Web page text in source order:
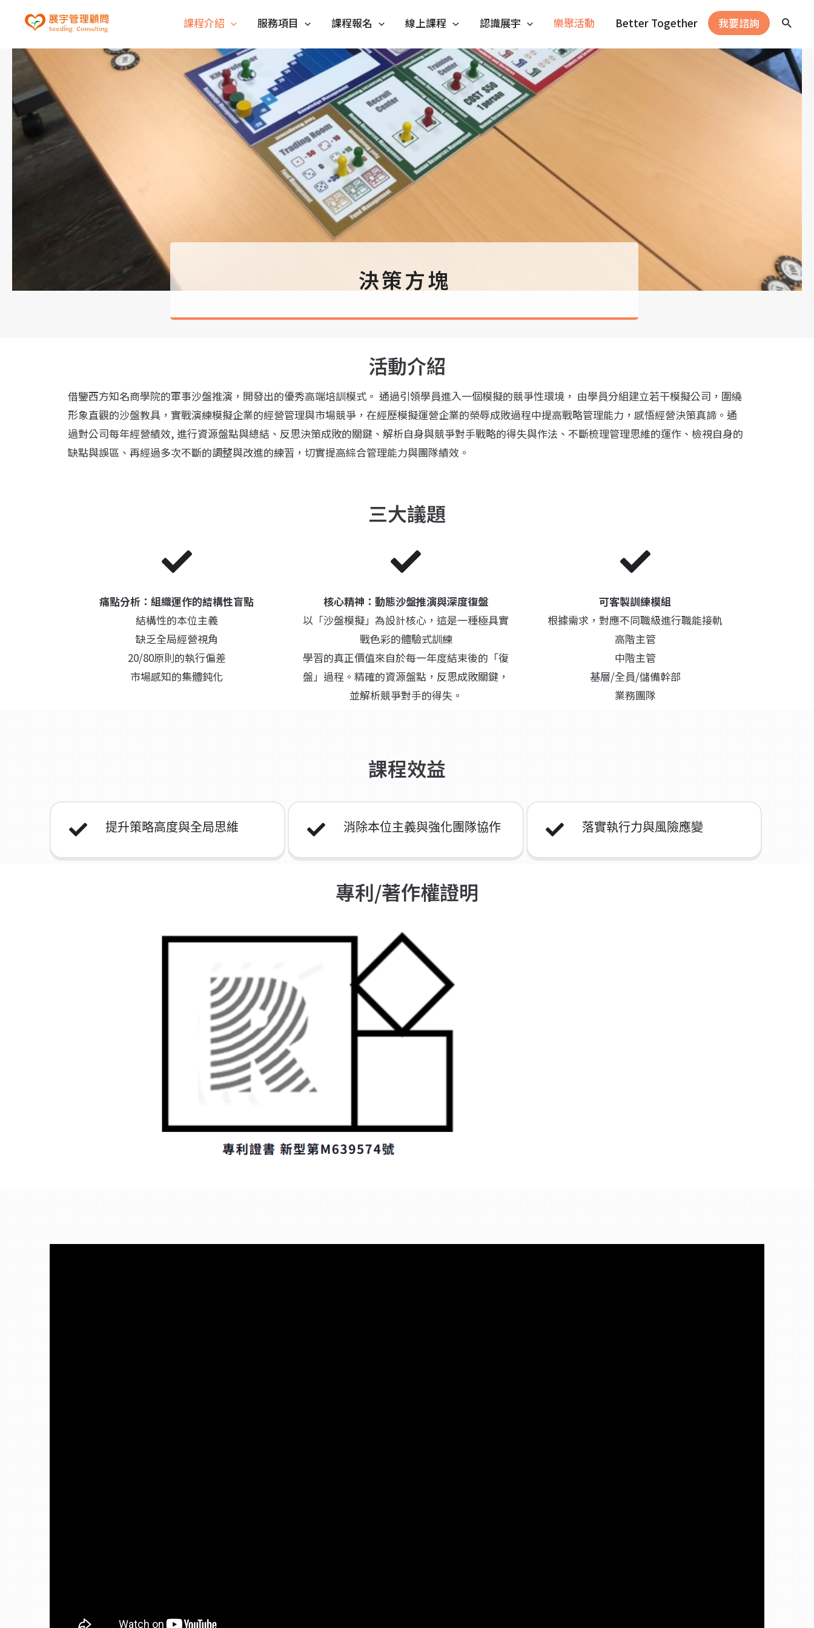
課程介紹 服務項目 課程報名 線上課程 認識展宇 樂聚活動 Better Together 我要諮詢
決策方塊
活動介紹
借鑒西方知名商學院的軍事沙盤推演，開發出的優秀高端培訓模式。 通過引領學員進入一個模擬的競爭性環境， 由學員分組建立若干模擬公司，圍繞
形象直觀的沙盤教具，實戰演練模擬企業的經營管理與市場競爭，在經歷模擬運營企業的榮辱成敗過程中提高戰略管理能力，感悟經營決策真諦。 通
過對公司每年經營績效, 進行資源盤點與總結、反思決策成敗的關鍵、解析自身與競爭對手戰略的得失與作法、不斷梳理管理思維的運作、檢視自身的
缺點與誤區、再經過多次不斷的調整與改進的練習，切實提高綜合管理能力與團隊績效。
三大議題
痛點分析：組織運作的結構性盲點
結構性的本位主義
缺乏全局經營視角
20/80原則的執行偏差
市場感知的集體鈍化
核心精神：動態沙盤推演與深度復盤
以「沙盤模擬」為設計核心，這是一種極具實
戰色彩的體驗式訓練
學習的真正價值來自於每一年度結束後的「復
盤」過程。精確的資源盤點，反思成敗關鍵，
並解析競爭對手的得失。
可客製訓練模組
根據需求，對應不同職級進行職能接軌
高階主管
中階主管
基層/全員/儲備幹部
業務團隊
課程效益
提升策略高度與全局思維 消除本位主義與強化團隊協作 落實執行力與風險應變
專利/著作權證明